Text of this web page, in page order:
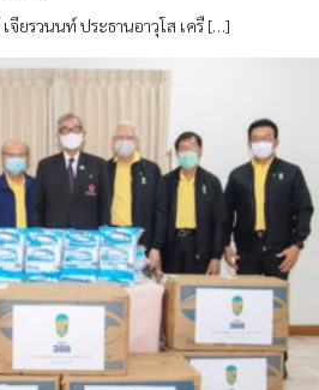
ยรวนนท์ ประธานอาวุโส เครื […]